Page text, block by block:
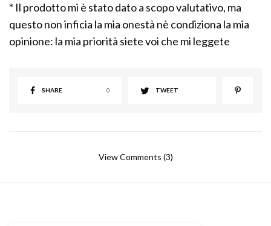
* Il prodotto mi è stato dato a scopo valutativo, ma
questo non inficia la mia onestà nè condiziona la mia
opinione: la mia priorità siete voi che mi leggete
SHARE 0 TWEET
View Comments (3)